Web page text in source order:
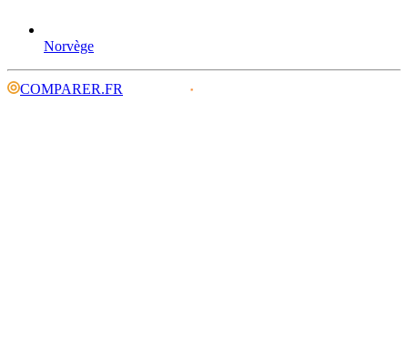
Norvège
COMPARER.FR